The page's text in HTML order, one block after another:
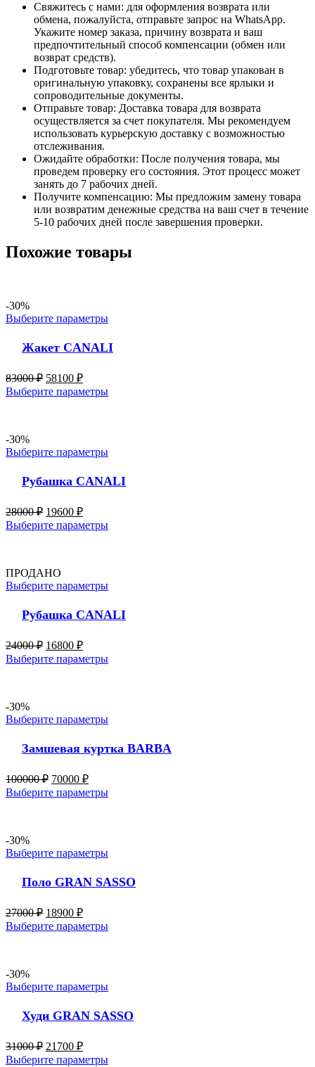
Свяжитесь с нами: для оформления возврата или
обмена, пожалуйста, отправьте запрос на WhatsApp.
Укажите номер заказа, причину возврата и ваш
предпочтительный способ компенсации (обмен или
возврат средств).
Подготовьте товар: убедитесь, что товар упакован в
оригинальную упаковку, сохранены все ярлыки и
сопроводительные документы.
Отправьте товар: Доставка товара для возврата
осуществляется за счет покупателя. Мы рекомендуем
использовать курьерскую доставку с возможностью
отслеживания.
Ожидайте обработки: После получения товара, мы
проведем проверку его состояния. Этот процесс может
занять до 7 рабочих дней.
Получите компенсацию: Мы предложим замену товара
или возвратим денежные средства на ваш счет в течение
5-10 рабочих дней после завершения проверки.
Похожие товары
-30%
Выберите параметры
Жакет CANALI
83000₽ 58100 ₽
Выберите параметры
-30%
Выберите параметры
Рубашка CANALI
28000₽ 19600 ₽
Выберите параметры
ПРОДАНО
Выберите параметры
Рубашка CANALI
24000₽ 16800 ₽
Выберите параметры
-30%
Выберите параметры
Замшевая куртка BARBA
100000₽ 70000 ₽
Выберите параметры
-30%
Выберите параметры
Поло GRAN SASSO
27000₽ 18900 ₽
Выберите параметры
-30%
Выберите параметры
Худи GRAN SASSO
31000₽ 21700 ₽
Выберите параметры